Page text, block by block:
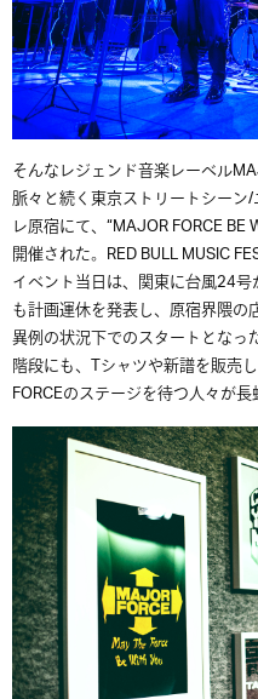
そんなレジェンド音楽レーベル
脈々と続く東京ストリートシー
レ原宿にて、“MAJOR FORCE BE
開催された。RED BULL MUSIC
イベント当日は、関東に台風24
も計画運休を発表し、原宿界隈
異例の状況下でのスタートとなっ
階段にも、Tシャツや新譜を販売
FORCEのステージを待つ人々が長